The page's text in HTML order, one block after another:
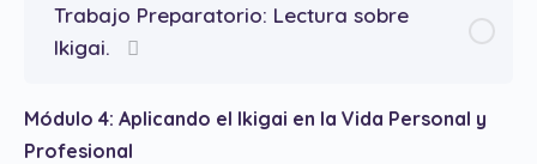
Trabajo Preparatorio: Lectura sobre
Ikigai.
Módulo 4: Aplicando el Ikigai en la Vida Personal y
Profesional